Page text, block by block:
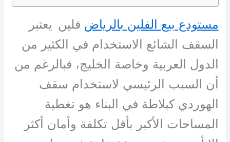
مستودع بيع الفلين بالرياض فلين يعتبر
السقف الشائع الاستخدام في الكثير من
الدول العربية وخاصة الخليج، فبالرغم من
أن السبب الرئيسي لاستخدام سقف
الهوردي كبلاطة في البناء هو تغطية
المساحات الأكبر بأقل تكلفة وأمان أكثر